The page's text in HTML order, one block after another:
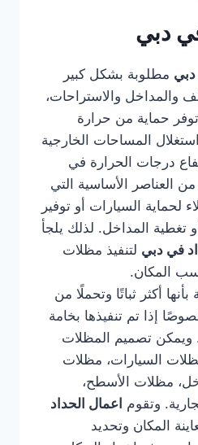
دبي
مطلوبة بشكل كبير
والمداخل والاستراحات،
حماية من حرارة
المساحات الخارجية
درجات الحرارة في
العناصر الأساسية التي
لحماية السيارات أو توفير
المداخل. لذلك يلجأ
في دبي لتنفيذ مظلات
المكان.
أكثر ثباتًا وتحملًا من
إذا تم تنفيذها بخامة
ويمكن تصميم المظلات
السيارات، مظلات
مظلات الأسطح،
وتقوم اعمال الحداد
المكان وتحديد